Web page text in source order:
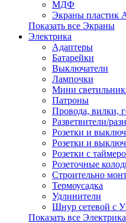
МДФ
Экраны пластик
Показать все Экраны
Электрика
Адаптеры
Батарейки
Выключатели
Лампочки
Мини
Патроны
Провода, вилки,
Разветвители/
Розетки и
Розетки и
Розетки с
Розеточные
Строительно
Термоусадка
Удлинители
Шнур сетевой с
Показать все Электрика